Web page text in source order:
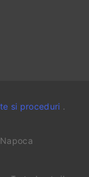
si proceduri .